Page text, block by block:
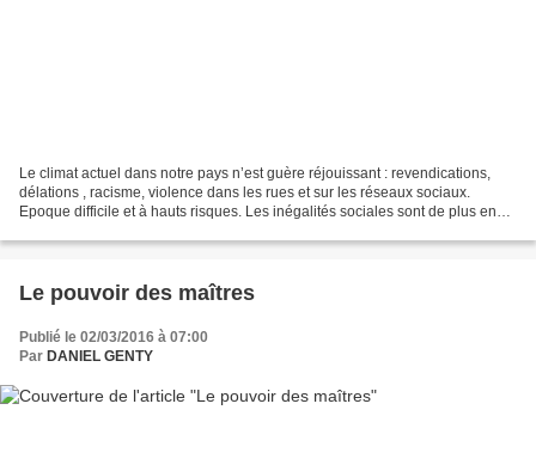
Le climat actuel dans notre pays n’est guère réjouissant : revendications,
délations , racisme, violence dans les rues et sur les réseaux sociaux.
Epoque difficile et à hauts risques. Les inégalités sociales sont de plus en
Le pouvoir des maîtres
Publié le 02/03/2016 à 07:00
Par DANIEL GENTY